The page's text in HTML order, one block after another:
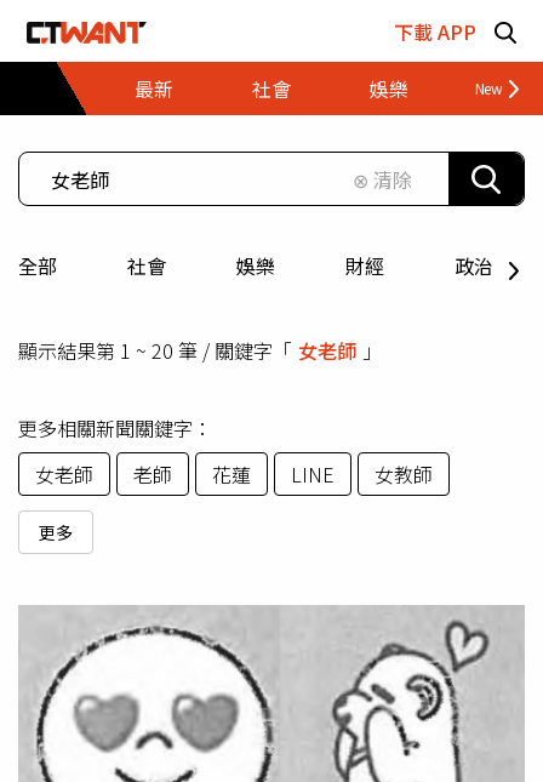
下載 APP
最新
社會 娛樂 財經
⊗ 清除
全部 社會 娛樂 財經 政治
顯示結果第 1 ~ 20 筆 / 關鍵字「 女老師 」
更多相關新聞關鍵字：
女老師
老師 花蓮 LINE 女教師
更多